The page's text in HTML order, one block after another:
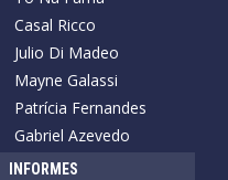
Casal Ricco
Julio Di Madeo
Mayne Galassi
Patrícia Fernandes
Gabriel Azevedo
INFORMES